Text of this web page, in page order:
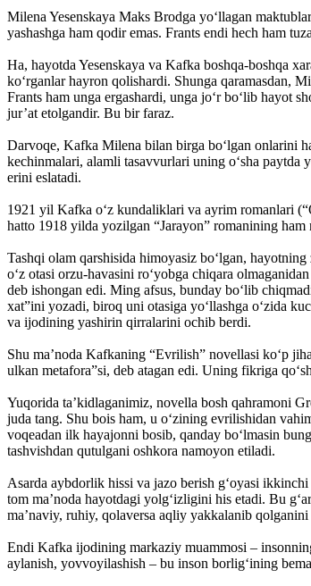
Milena Yesenskaya Maks Brodga yo‘llagan
yashashga ham qodir emas. Frants endi hech ham
Ha, hayotda Yesenskaya va Kafka boshqa-boshqa
ko‘rganlar hayron qolishardi. Shunga qaramasdan,
Frants ham unga ergashardi, unga jo‘r bo‘lib hayot
jur’at etolgandir. Bu bir faraz.
Darvoqe, Kafka Milena bilan birga bo‘lgan on­larini
kechinmalari, alamli tasavvurlari uning o‘sha
erini eslatadi.
1921 yil Kafka o‘z kundaliklari va ayrim ro­manlari
hatto 1918 yilda yozilgan “Jarayon” ro­manining
Tashqi olam qarshisida himoyasiz bo‘lgan,
o‘z otasi orzu-havasini ro‘yobga chiqara
deb ishongan edi. Ming afsus, bunday bo‘lib
xat”ini yozadi, biroq uni otasiga yo‘llashga o‘zida
va ijodining yashirin qirralarini ochib berdi.
Shu ma’noda Kafkaning “Evrilish” novellasi ko‘p
ulkan metafora”si, deb atagan edi. Uning fikriga
Yuqorida ta’kidlaganimiz, novella bosh qah­ra­moni
juda tang. Shu bois ham, u o‘zining evrilishidan
voqeadan ilk hayajonni bosib, qanday bo‘lmasin
tashvishdan qutulgani oshkora namoyon etiladi.
Asarda aybdorlik hissi va jazo berish g‘oyasi
tom ma’noda hayotdagi yolg‘izligini his etadi. Bu
ma’naviy, ruhiy, qolaversa aqliy yakkalanib
Endi Kafka ijodining markaziy muammosi –
aylanish, yovvoyilashish – bu inson bor­lig‘ining